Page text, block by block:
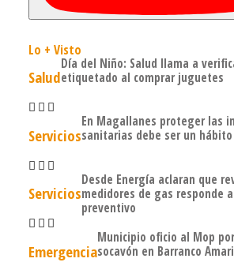
Lo + Visto
Salud
Día del Niño: Salud llama a
etiquetado al comprar juguetes
Servicios
En Magallanes proteger las
sanitarias debe ser un hábito
Servicios
Desde Energía aclaran que
medidores de gas responde
preventivo
Emergencia
Municipio oficio al Mop
socavón en Barranco